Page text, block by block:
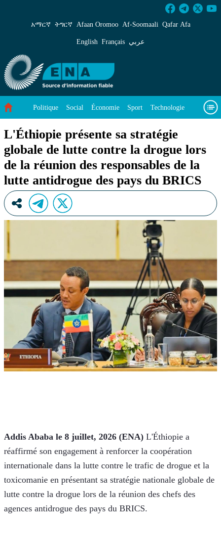
L&#39;Éthiopie présente sa stratégie globale
አማርኛ ትግርኛ Afaan Oromoo Af‑Soomaali Qafar Afa
English Français عربي
Politique Social Économie Sport Technologie
Environnement
L'Éthiopie présente sa stratégie
globale de lutte contre la drogue lors
de la réunion des responsables de la
lutte antidrogue des pays du BRICS
Addis Ababa le 8 juillet, 2026 (ENA) L'Éthiopie a
réaffirmé son engagement à renforcer la coopération
internationale dans la lutte contre le trafic de drogue et la
toxicomanie en présentant sa stratégie nationale globale de
lutte contre la drogue lors de la réunion des chefs des
agences antidrogue des pays du BRICS.